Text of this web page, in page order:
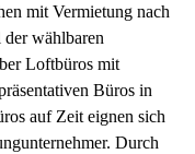
mit Vermietung nach
der wählbaren
Loftbüros mit
Büros in
auf Zeit eignen sich
Durch